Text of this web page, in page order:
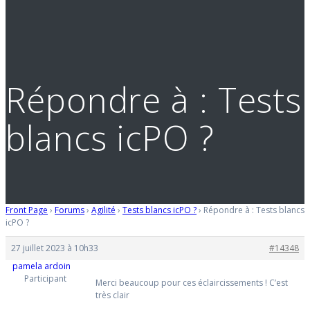
Répondre à : Tests
blancs icPO ?
Front Page › Forums› Agilité › Tests blancs icPO ?› Répondre à : Tests blancs
icPO ?
27 juillet 2023 à 10h33
#14348
pamela ardoin
Participant
Merci beaucoup pour ces éclaircissements ! C’est
très clair